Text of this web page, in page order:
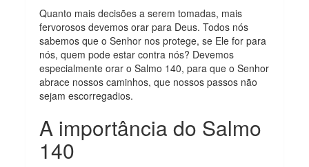
Quanto mais decisões a serem tomadas, mais
fervorosos devemos orar para Deus. Todos nós
sabemos que o Senhor nos protege, se Ele for para
nós, quem pode estar contra nós? Devemos
especialmente orar o Salmo 140, para que o Senhor
abrace nossos caminhos, que nossos passos não
sejam escorregadios.
A importância do Salmo
140